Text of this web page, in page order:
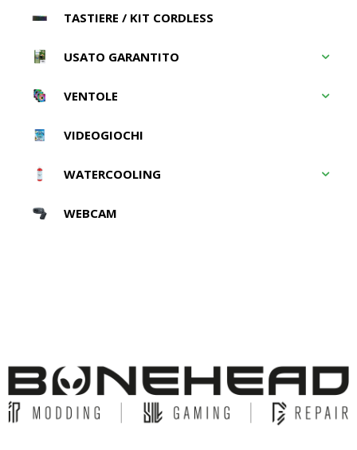
TASTIERE / KIT CORDLESS
USATO GARANTITO
VENTOLE
VIDEOGIOCHI
WATERCOOLING
WEBCAM